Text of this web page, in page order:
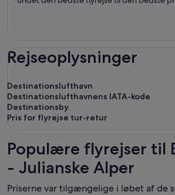
Rejseoplysninger
Destinationslufthavn
Destinationslufthavnens IATA-kode
Destinationsby
Pris for flyrejse tur-retur
Populære flyrejser til
- Julianske Alper
Priserne var tilgængelige i løbet af de